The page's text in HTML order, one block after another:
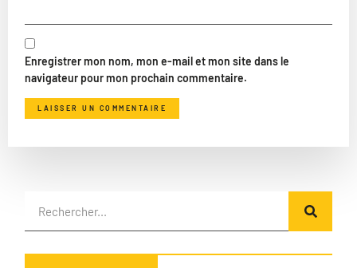
Enregistrer mon nom, mon e-mail et mon site dans le
navigateur pour mon prochain commentaire.